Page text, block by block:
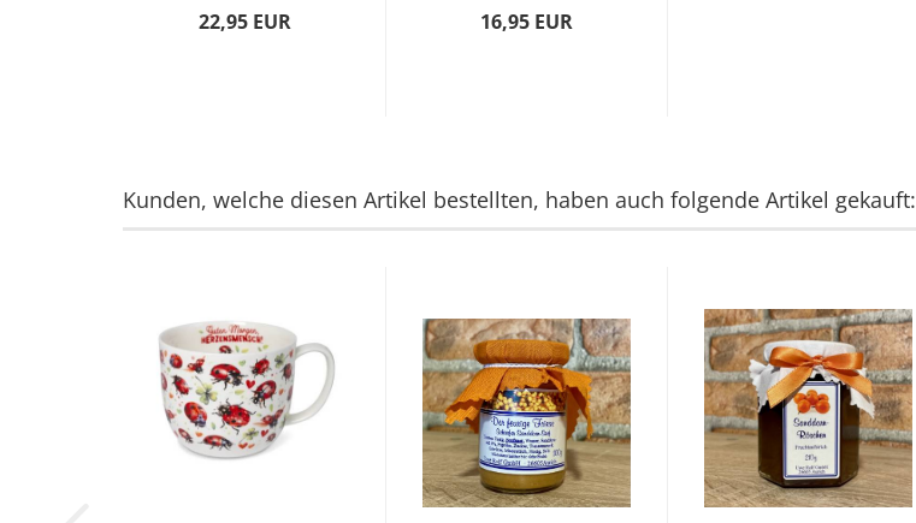
22,95 EUR 16,95 EUR
Kunden, welche diesen Artikel bestellten, haben auch folgende Artikel gekauft: